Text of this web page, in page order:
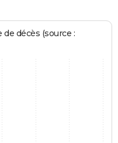
décès (source :